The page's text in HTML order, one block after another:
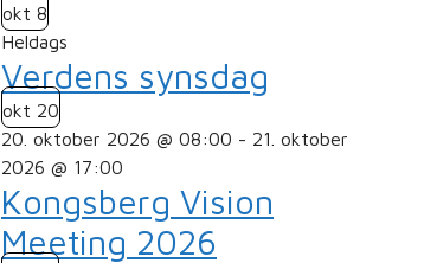
okt 8
Heldags
Verdens synsdag
okt 20
20. oktober 2026 @ 08:00 - 21. oktober
2026 @ 17:00
Kongsberg Vision
Meeting 2026